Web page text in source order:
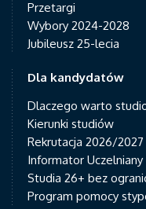
Przetargi
Wybory 2024-2028
Jubileusz 25-lecia
Dla kandydatów
Dlaczego warto
Kierunki studiów
Rekrutacja 2026/2027
Informator
Studia 26+ bez
Program pomocy